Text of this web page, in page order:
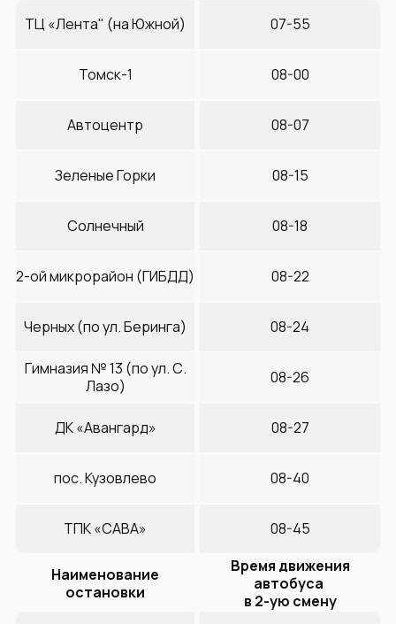
ТЦ «Лента" (на Южной)
07-55
Томск-1 08-00
Автоцентр 08-07
Зеленые Горки 08-15
Солнечный 08-18
2-ой микрорайон (ГИБДД) 08-22
Черных (по ул. Беринга) 08-24
Гимназия № 13 (по ул. С.
Лазо)
08-26
ДК «Авангард» 08-27
пос. Кузовлево 08-40
ТПК «САВА» 08-45
Наименование
остановки
Время движения
автобуса
в 2-ую смену